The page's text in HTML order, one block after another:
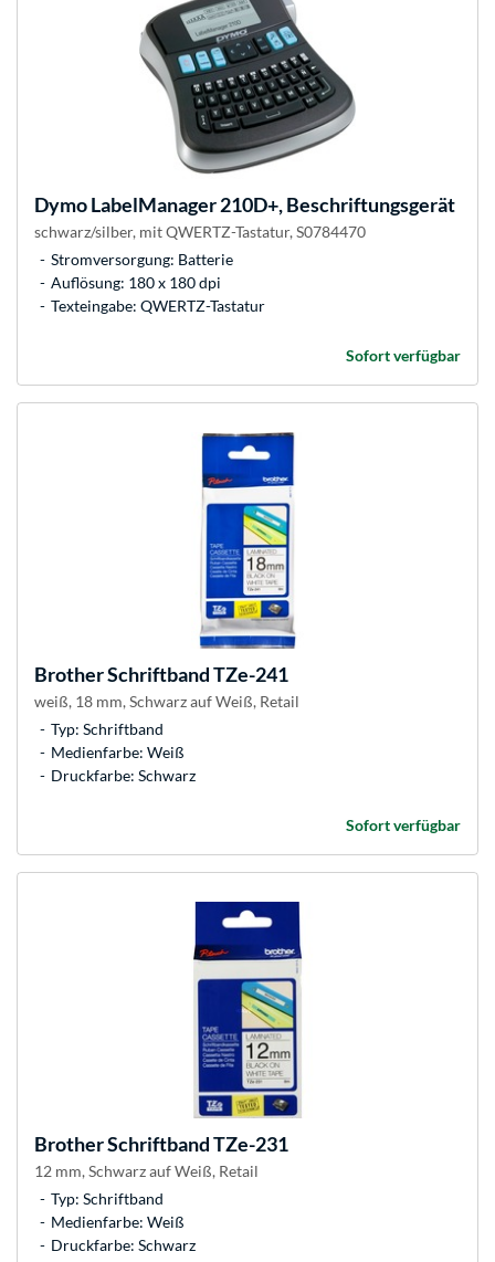
DymoLabelManager 210D+, Beschriftungsgerät
schwarz/silber, mit QWERTZ-Tastatur, S0784470
Stromversorgung: Batterie
Auflösung: 180 x 180 dpi
Texteingabe: QWERTZ-Tastatur
Sofort verfügbar
BrotherSchriftband TZe-241
weiß, 18 mm, Schwarz auf Weiß, Retail
Typ: Schriftband
Medienfarbe: Weiß
Druckfarbe: Schwarz
Sofort verfügbar
BrotherSchriftband TZe-231
12 mm, Schwarz auf Weiß, Retail
Typ: Schriftband
Medienfarbe: Weiß
Druckfarbe: Schwarz